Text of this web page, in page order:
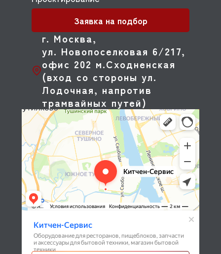
г. Москва,
ул. Новопоселковая 6/217,
офис 202 м.Сходненская
(вход со стороны ул.
Лодочная, напротив
трамвайных путей)
Заявка на подбор